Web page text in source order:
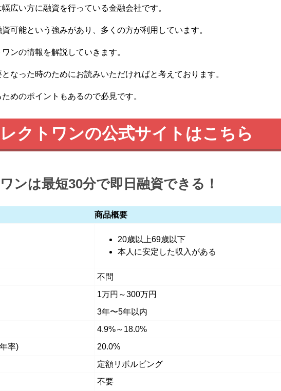
広い方に融資を行っている金融会社です。
可能という強みがあり、多くの方が利用しています。
ンの情報を解説していきます。
なった時のためにお読みいただければと考えております。
めのポイントもあるので必見です。
クトワンの公式サイトはこちら
ンは最短30分で即日融資できる！
商品概要
20歳以上69歳以下
本人に安定した収入がある
不問
1万円～300万円
3年〜5年以内
4.9%～18.0%
率)
20.0%
定額リボルビング
不要